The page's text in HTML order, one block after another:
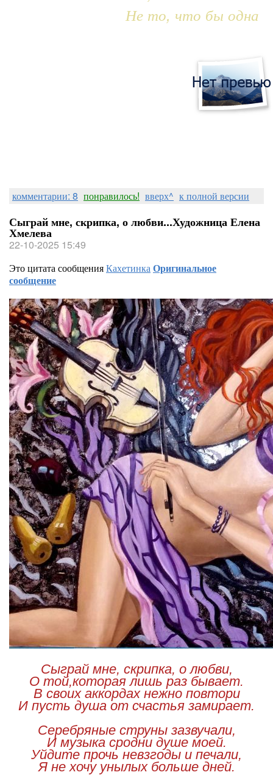
Не то, что бы одна
комментарии: 8 понравилось! вверх^ к полной версии
Сыграй мне, скрипка, о любви...Художница Елена
Хмелева
22-10-2025 15:49
Это цитата сообщенияКахетинкаОригинальное
сообщение
Сыграй мне, скрипка, о любви,
О той,которая лишь раз бывает.
В своих аккордах нежно повтори
И пусть душа от счастья замирает.
Серебряные струны зазвучали,
И музыка сродни душе моей.
Уйдите прочь невзгоды и печали,
Я не хочу унылых больше дней.